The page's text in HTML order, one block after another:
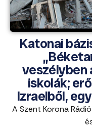
Katonai
veszélyben
iskolák;
Izraelből,
A Szent Korona